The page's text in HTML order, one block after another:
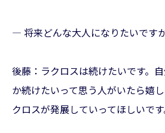
— 将来どんな大人になりたいです
後藤：ラクロスは続けたいです。
か続けたいって思う人がいたら嬉
クロスが発展していってほしいです